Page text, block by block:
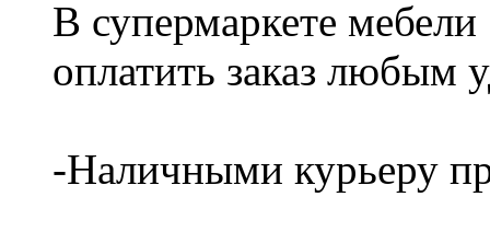
В супермаркете
оплатить заказ любым
-Наличными курьеру